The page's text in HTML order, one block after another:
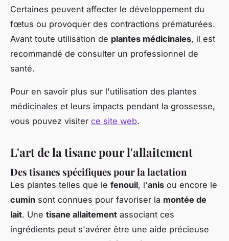
Certaines peuvent affecter le développement du
fœtus ou provoquer des contractions prématurées.
Avant toute utilisation de plantes médicinales, il est
recommandé de consulter un professionnel de
santé.
Pour en savoir plus sur l'utilisation des plantes
médicinales et leurs impacts pendant la grossesse,
vous pouvez visiter ce site web.
L'art de la tisane pour l'allaitement
Des tisanes spécifiques pour la lactation
Les plantes telles que le fenouil, l'anis ou encore le
cumin sont connues pour favoriser la montée de
lait. Une tisane allaitement associant ces
ingrédients peut s'avérer être une aide précieuse